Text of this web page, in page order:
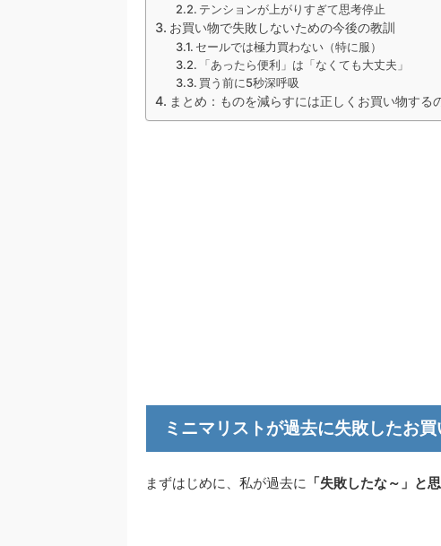
テンションが上がりすぎて思考停止
お買い物で失敗しないための今後の教訓
セールでは極力買わない（特に服）
「あったら便利」は「なくても大丈夫」
買う前に5秒深呼吸
まとめ：ものを減らすには正しくお買い物する
ミニマリストが過去に失敗したお
まずはじめに、私が過去に 「失敗したな～」と